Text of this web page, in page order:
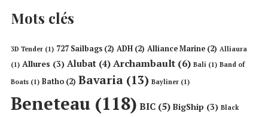
Mots clés
3D Tender (1) 727 Sailbags (2) ADH (2) Alliance Marine (2) Alliaura
(1) Allures (3) Alubat (4) Archambault (6) Bali (1) Band of
Boats (1) Batho (2) Bavaria (13) Bayliner (1)
Beneteau (118) BIC (5) BigShip (3) Black